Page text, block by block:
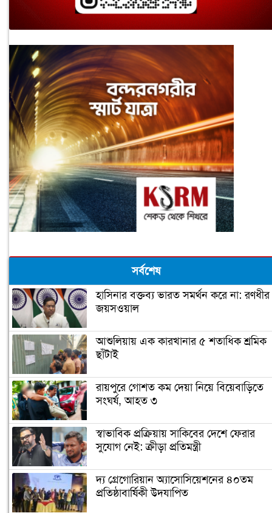
সর্বশেষ
হাসিনার বক্তব্য ভারত সমর্থন করে না: রণধীর
জয়সওয়াল
আশুলিয়ায় এক কারখানার ৫ শতাধিক শ্রমিক
ছাঁটাই
রায়পুরে গোশত কম দেয়া নিয়ে বিয়েবাড়িতে
সংঘর্ষ, আহত ৩
স্বাভাবিক প্রক্রিয়ায় সাকিবের দেশে ফেরার
সুযোগ নেই: ক্রীড়া প্রতিমন্ত্রী
দ্য গ্রেগোরিয়ান অ্যাসোসিয়েশনের ৪০তম
প্রতিষ্ঠাবার্ষিকী উদযাপিত